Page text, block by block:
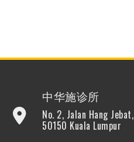
中华施诊所
No. 2, Jalan Hang Jebat,
50150 Kuala Lumpur